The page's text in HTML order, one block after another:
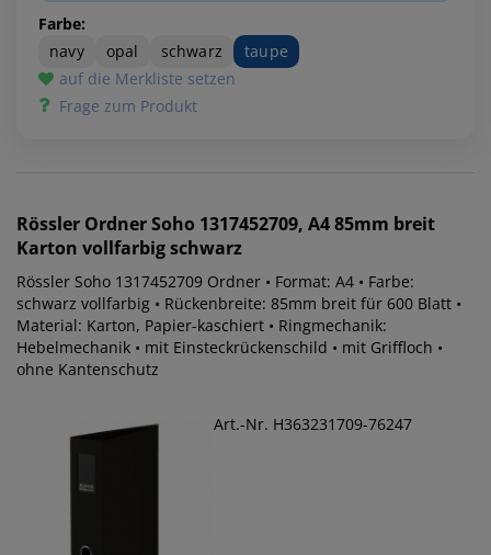
Farbe:
navy
opal schwarz
taupe
auf die Merkliste setzen
Frage zum Produkt
Rössler Ordner Soho 1317452709, A4 85mm breit
Karton vollfarbig schwarz
Rössler Soho 1317452709 Ordner • Format: A4 • Farbe:
schwarz vollfarbig • Rückenbreite: 85mm breit für 600 Blatt •
Material: Karton, Papier-kaschiert • Ringmechanik:
Hebelmechanik • mit Einsteckrückenschild • mit Griffloch •
ohne Kantenschutz
Art.-Nr. H363231709-76247